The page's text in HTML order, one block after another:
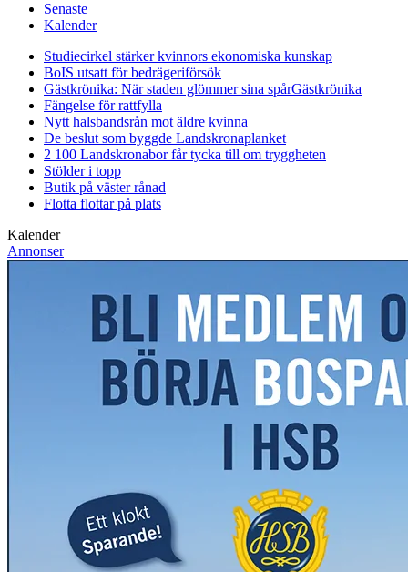
Senaste
Kalender
Studiecirkel stärker kvinnors ekonomiska kunskap
BoIS utsatt för bedrägeriförsök
Gästkrönika: När staden glömmer sina spårGästkrönika
Fängelse för rattfylla
Nytt halsbandsrån mot äldre kvinna
De beslut som byggde Landskronaplanket
2 100 Landskronabor får tycka till om tryggheten
Stölder i topp
Butik på väster rånad
Flotta flottar på plats
Kalender
Annonser